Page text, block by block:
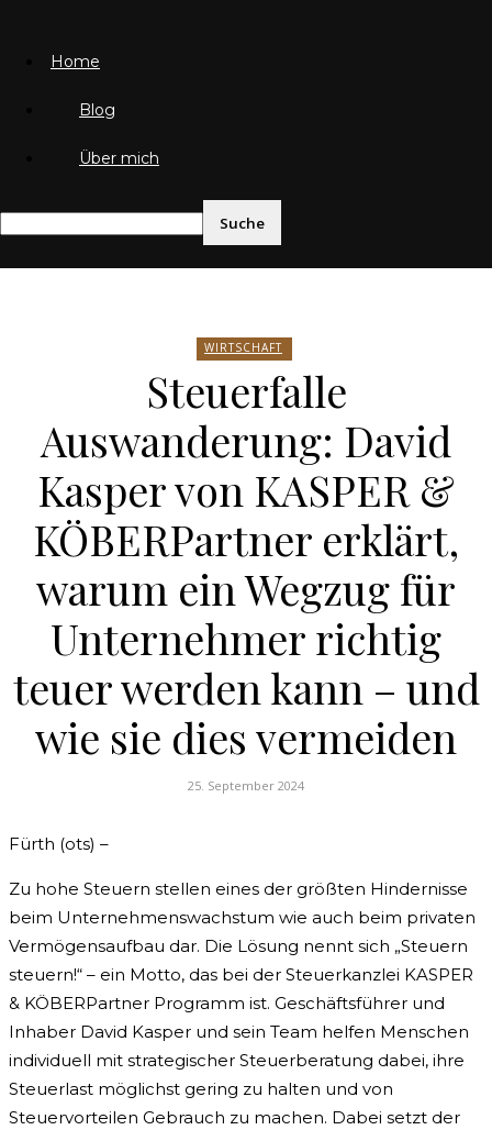
Home
Blog
Über mich
WIRTSCHAFT
Steuerfalle
Auswanderung: David
Kasper von KASPER &
KÖBERPartner erklärt,
warum ein Wegzug für
Unternehmer richtig
teuer werden kann – und
wie sie dies vermeiden
25. September 2024
Fürth (ots) –
Zu hohe Steuern stellen eines der größten Hindernisse
beim Unternehmenswachstum wie auch beim privaten
Vermögensaufbau dar. Die Lösung nennt sich „Steuern
steuern!“ – ein Motto, das bei der Steuerkanzlei KASPER
& KÖBERPartner Programm ist. Geschäftsführer und
Inhaber David Kasper und sein Team helfen Menschen
individuell mit strategischer Steuerberatung dabei, ihre
Steuerlast möglichst gering zu halten und von
Steuervorteilen Gebrauch zu machen. Dabei setzt der